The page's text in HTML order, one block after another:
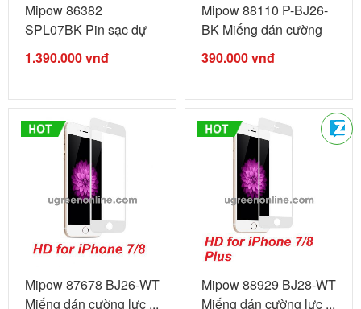
Mipow 86382
SPL07BK Pin sạc dự
phòng Cube ...
1.390.000vnđ
Mipow 88110 P-BJ26-
BK Miếng dán cường
lực ...
390.000vnđ
Mipow 87678 BJ26-WT
Miếng dán cường lực ...
Mipow 88929 BJ28-WT
Miếng dán cường lực ...